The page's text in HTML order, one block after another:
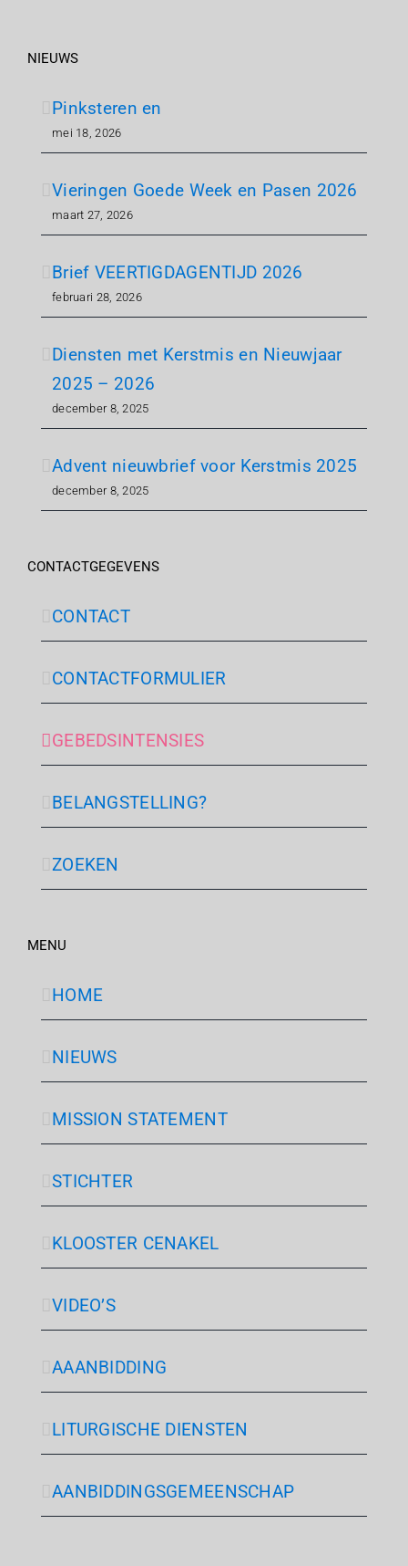
NIEUWS
Pinksteren en
mei 18, 2026
Vieringen Goede Week en Pasen 2026
maart 27, 2026
Brief VEERTIGDAGENTIJD 2026
februari 28, 2026
Diensten met Kerstmis en Nieuwjaar
2025 – 2026
december 8, 2025
Advent nieuwbrief voor Kerstmis 2025
december 8, 2025
CONTACTGEGEVENS
CONTACT
CONTACTFORMULIER
GEBEDSINTENSIES
BELANGSTELLING?
ZOEKEN
MENU
HOME
NIEUWS
MISSION STATEMENT
STICHTER
KLOOSTER CENAKEL
VIDEO’S
AAANBIDDING
LITURGISCHE DIENSTEN
AANBIDDINGSGEMEENSCHAP